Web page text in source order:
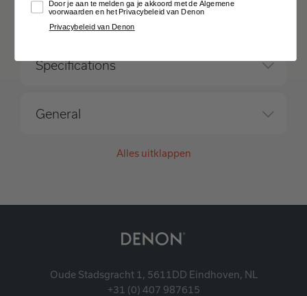
Inputs Outputs
Specifications
General
Alles uitklappen
Oude Stadsgracht 1, 5611DD Eindhoven, NL
+31 (0) 407 987615
Door je aan te melden ga je akkoord met de Algemene
voorwaarden en het Privacybeleid van Denon
Privacybeleid van Denon